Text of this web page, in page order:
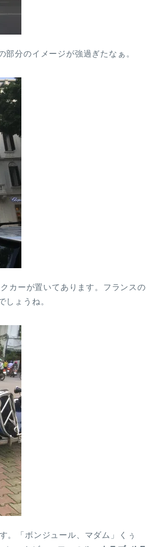
分のイメージが強過ぎたなぁ。
カーが置いてあります。フランスの
しょうね。
。「ボンジュール、マダム」くぅ